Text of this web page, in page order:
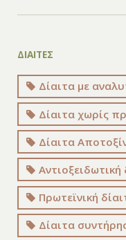
ΔΙΑΙΤΕΣ
Δίαιτα με
Δίαιτα χωρίς
Δίαιτα
Αντιοξειδωτική
Πρωτεϊνική
Δίαιτα